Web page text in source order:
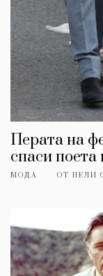
Перата на
спаси поета
МОДА ОТ НЕЛИ